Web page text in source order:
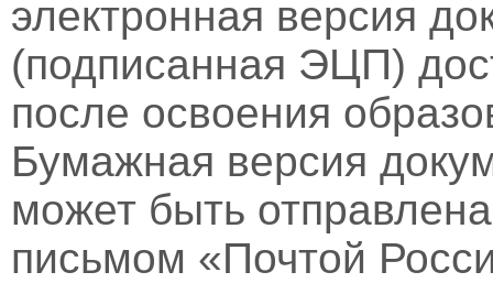
электронная версия
(подписанная ЭЦП)
после освоения
Бумажная версия
может быть
письмом «Почтой